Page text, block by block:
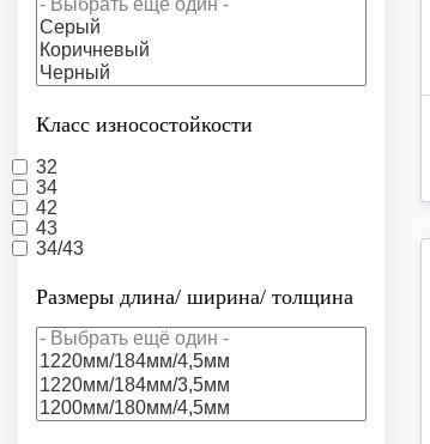
Класс износостойкости
32
34
42
43
34/43
Размеры длина/ ширина/ толщина